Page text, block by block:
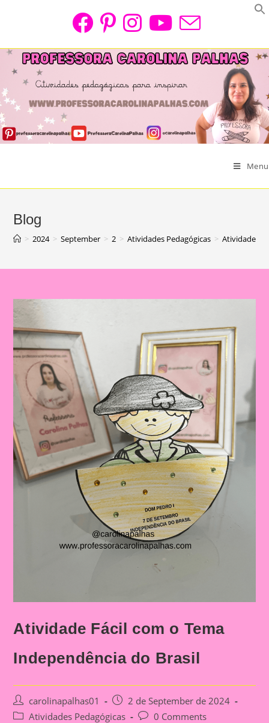
Menu
Blog
> 2024 > September > 2 > Atividades Pedagógicas > Atividade
Atividade Fácil com o Tema
Independência do Brasil
Post
author:
carolinapalhas01
Post
published:
2 de September de 2024
PostAtividades Pedagógicas
Post0 Comments